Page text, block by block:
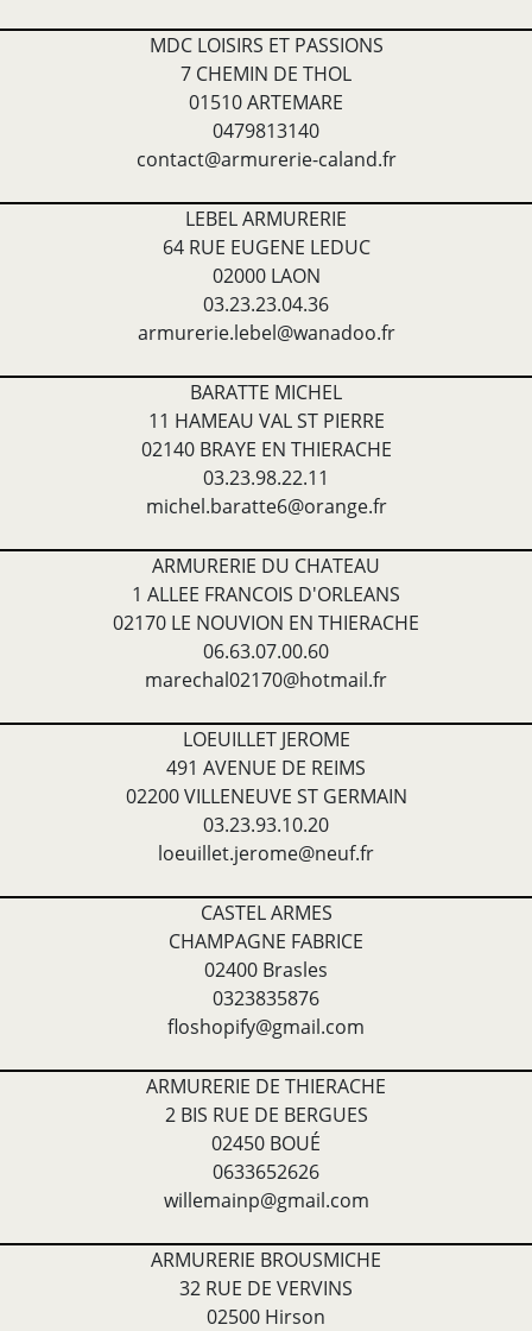
MDC LOISIRS ET PASSIONS
7 CHEMIN DE THOL
01510 ARTEMARE
0479813140
contact@armurerie-caland.fr
LEBEL ARMURERIE
64 RUE EUGENE LEDUC
02000 LAON
03.23.23.04.36
armurerie.lebel@wanadoo.fr
BARATTE MICHEL
11 HAMEAU VAL ST PIERRE
02140 BRAYE EN THIERACHE
03.23.98.22.11
michel.baratte6@orange.fr
ARMURERIE DU CHATEAU
1 ALLEE FRANCOIS D'ORLEANS
02170 LE NOUVION EN THIERACHE
06.63.07.00.60
marechal02170@hotmail.fr
LOEUILLET JEROME
491 AVENUE DE REIMS
02200 VILLENEUVE ST GERMAIN
03.23.93.10.20
loeuillet.jerome@neuf.fr
CASTEL ARMES
CHAMPAGNE FABRICE
02400 Brasles
0323835876
floshopify@gmail.com
ARMURERIE DE THIERACHE
2 BIS RUE DE BERGUES
02450 BOUÉ
0633652626
willemainp@gmail.com
ARMURERIE BROUSMICHE
32 RUE DE VERVINS
02500 Hirson